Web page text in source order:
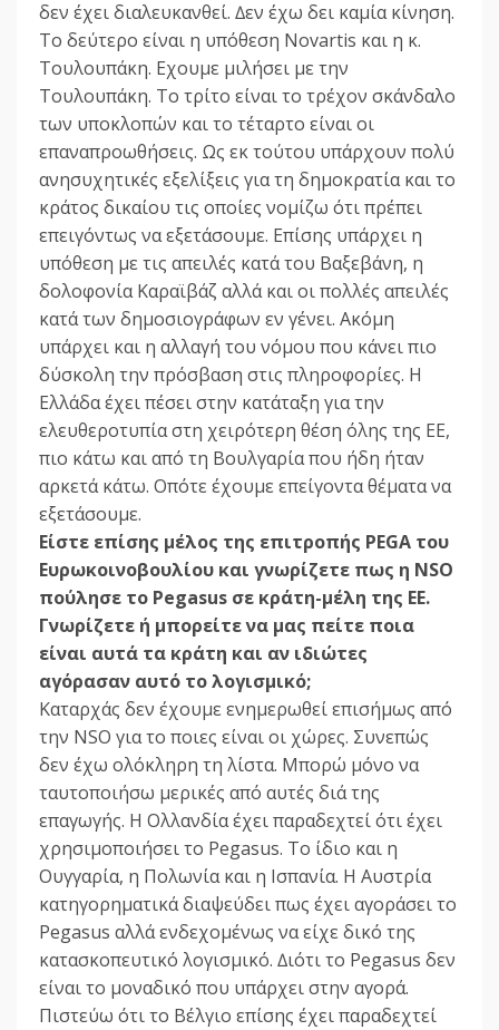
δεν έχει διαλευκανθεί. ∆εν έχω δει καµία κίνηση.
Το δεύτερο είναι η υπόθεση Novartis και η κ.
Τουλουπάκη. Εχουµε µιλήσει µε την
Τουλουπάκη. Το τρίτο είναι το τρέχον σκάνδαλο
των υποκλοπών και το τέταρτο είναι οι
επαναπροωθήσεις. Ως εκ τούτου υπάρχουν πολύ
ανησυχητικές εξελίξεις για τη δηµοκρατία και το
κράτος δικαίου τις οποίες νοµίζω ότι πρέπει
επειγόντως να εξετάσουµε. Επίσης υπάρχει η
υπόθεση µε τις απειλές κατά του Βαξεβάνη, η
δολοφονία Καραϊβάζ αλλά και οι πολλές απειλές
κατά των δηµοσιογράφων εν γένει. Ακόµη
υπάρχει και η αλλαγή του νόµου που κάνει πιο
δύσκολη την πρόσβαση στις πληροφορίες. Η
Ελλάδα έχει πέσει στην κατάταξη για την
ελευθεροτυπία στη χειρότερη θέση όλης της ΕΕ,
πιο κάτω και από τη Βουλγαρία που ήδη ήταν
αρκετά κάτω. Οπότε έχουµε επείγοντα θέµατα να
εξετάσουµε.
Είστε επίσης µέλος της επιτροπής PEGA του
Ευρωκοινοβουλίου και γνωρίζετε πως η NSO
πούλησε το Pegasus σε κράτη-µέλη της ΕΕ.
Γνωρίζετε ή µπορείτε να µας πείτε ποια
είναι αυτά τα κράτη και αν ιδιώτες
αγόρασαν αυτό το λογισµικό;
Καταρχάς δεν έχουµε ενηµερωθεί επισήµως από
την NSO για το ποιες είναι οι χώρες. Συνεπώς
δεν έχω ολόκληρη τη λίστα. Μπορώ µόνο να
ταυτοποιήσω µερικές από αυτές διά της
επαγωγής. Η Ολλανδία έχει παραδεχτεί ότι έχει
χρησιµοποιήσει το Pegasus. Το ίδιο και η
Ουγγαρία, η Πολωνία και η Ισπανία. Η Αυστρία
κατηγορηµατικά διαψεύδει πως έχει αγοράσει το
Pegasus αλλά ενδεχοµένως να είχε δικό της
κατασκοπευτικό λογισµικό. ∆ιότι το Pegasus δεν
είναι το µοναδικό που υπάρχει στην αγορά.
Πιστεύω ότι το Βέλγιο επίσης έχει παραδεχτεί